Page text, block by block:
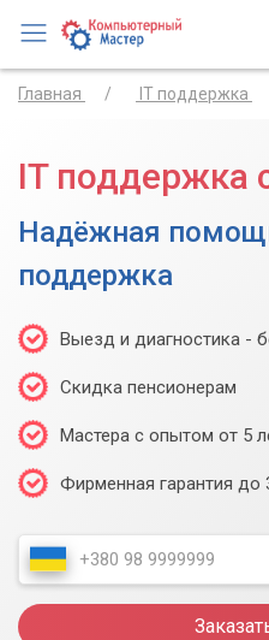
Главная IT поддержка
IT поддержка
Надёжная
поддержка
Выезд и диагностика -
Скидка пенсионерам
Мастера с опытом от 5
Фирменная гарантия до